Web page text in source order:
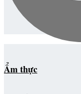
Ẩm thực